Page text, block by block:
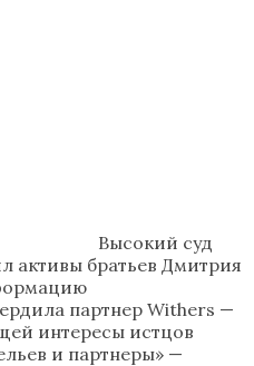
Высокий суд
активы братьев Дмитрия
партнер Withers —
интересы истцов
и партнеры» —